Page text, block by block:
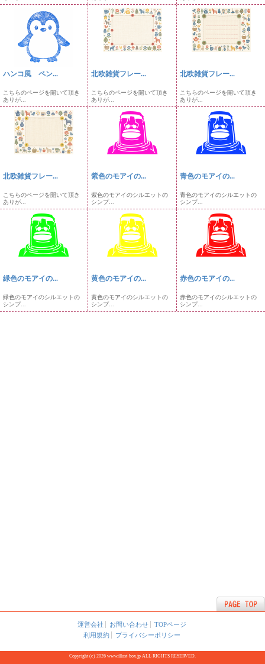
ハンコ風 ペン...
こちらのページを開いて頂き
ありが...
北欧雑貨フレー...
こちらのページを開いて頂き
ありが...
北欧雑貨フレー...
こちらのページを開いて頂き
ありが...
北欧雑貨フレー...
こちらのページを開いて頂き
ありが...
紫色のモアイの...
紫色のモアイのシルエットの
シンプ...
青色のモアイの...
青色のモアイのシルエットの
シンプ...
緑色のモアイの...
緑色のモアイのシルエットの
シンプ...
黄色のモアイの...
黄色のモアイのシルエットの
シンプ...
赤色のモアイの...
赤色のモアイのシルエットの
シンプ...
運営会社 お問い合わせ
TOPページ
利用規約
プライバシーポリシー
Copyright (c) 2026 www.illust-box.jp ALL RIGHTS RESERVED.